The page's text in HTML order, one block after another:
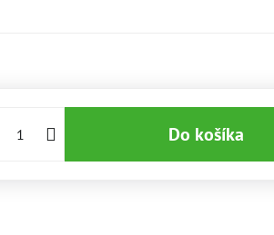
Do košíka